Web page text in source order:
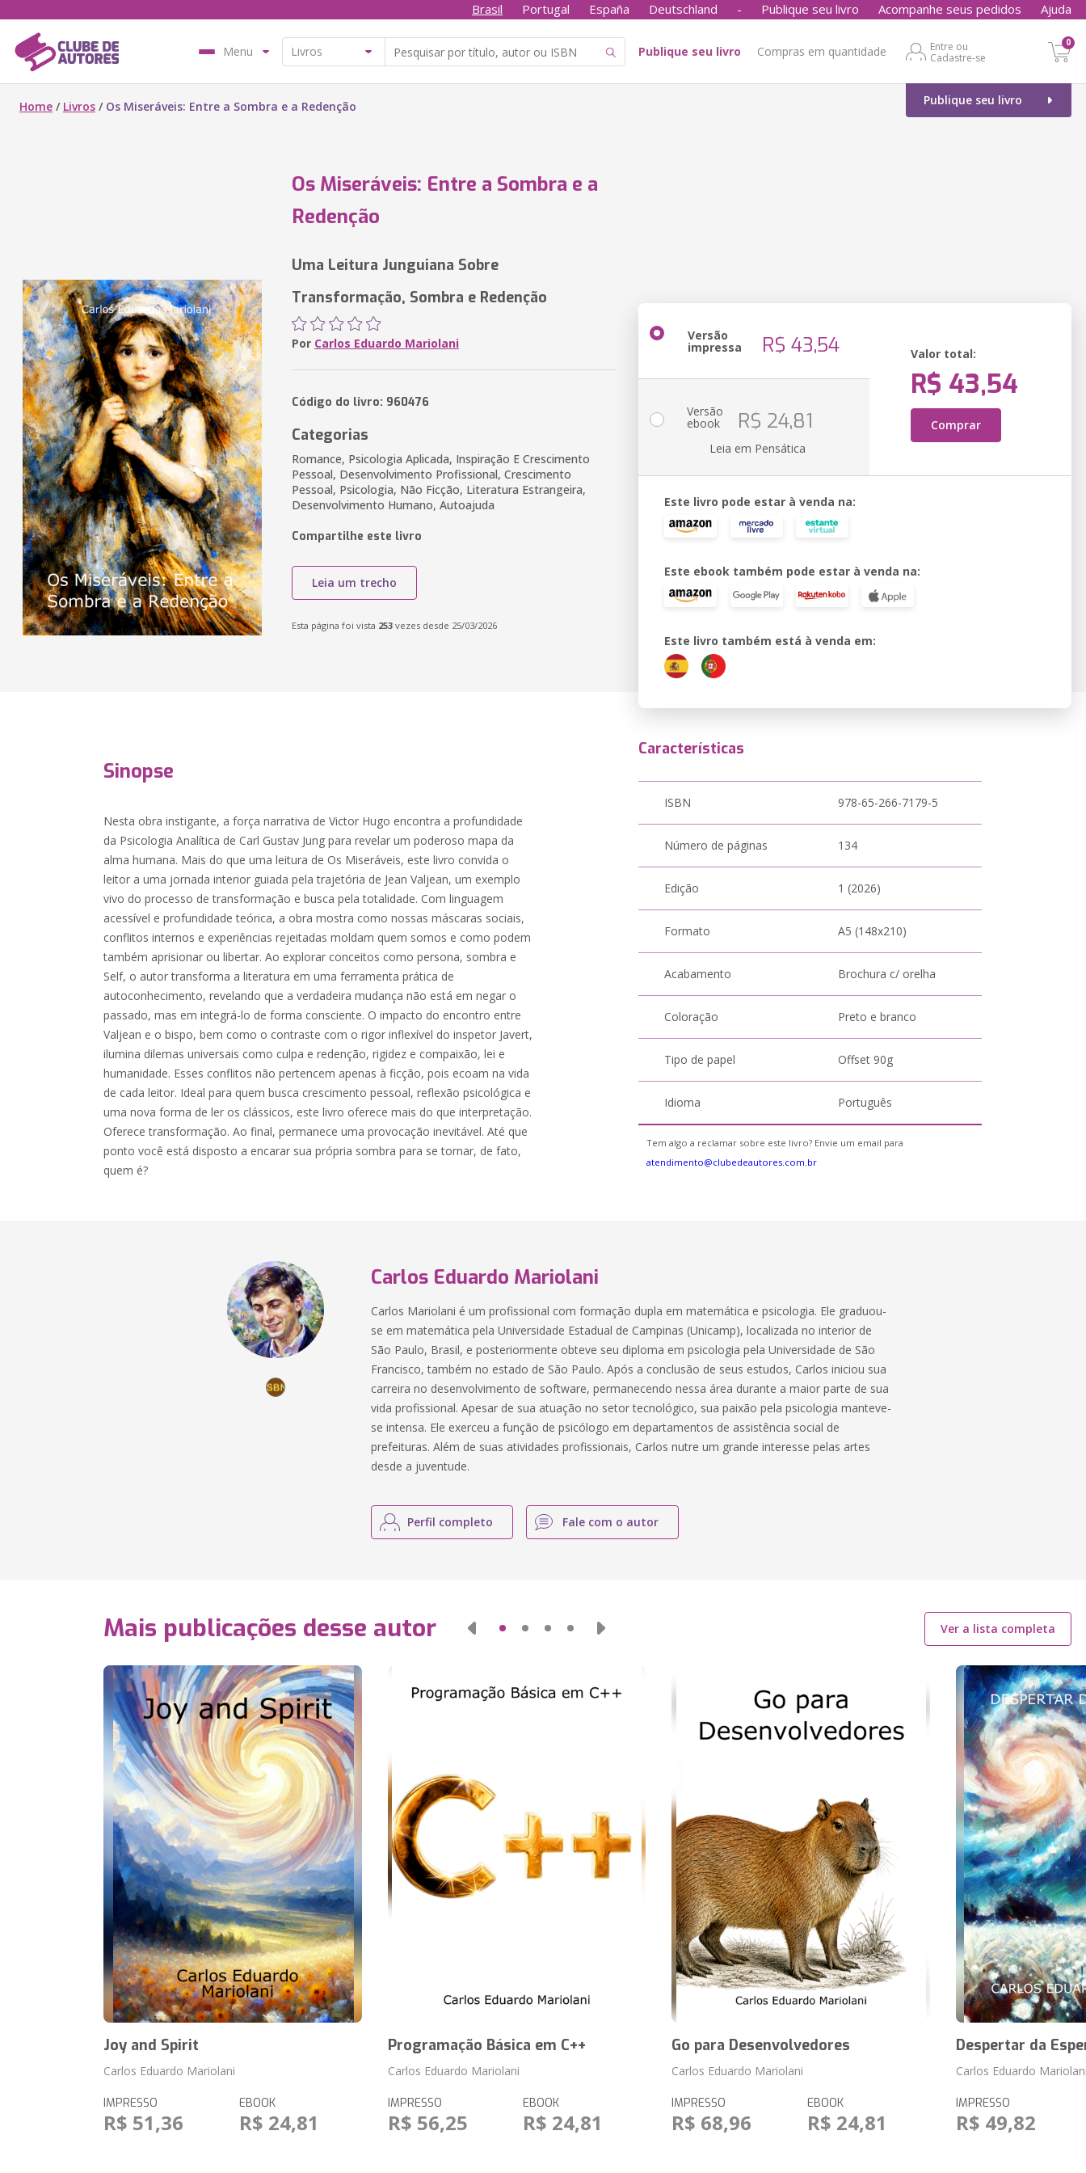
Brasil Portugal España Deutschland - Publique seu livro Acompanhe seus pedidos Ajuda
Menu Publique seu livro Compras em quantidade
Entre ou
Cadastre-se
0
Publique seu livro
Home / Livros / Os Miseráveis: Entre a Sombra e a Redenção
Os Miseráveis: Entre a Sombra e a
Redenção
Uma Leitura Junguiana Sobre
Transformação, Sombra e Redenção
Por Carlos Eduardo Mariolani
Código do livro: 960476
Categorias
Romance, Psicologia Aplicada, Inspiração E Crescimento
Pessoal, Desenvolvimento Profissional, Crescimento
Pessoal, Psicologia, Não Ficção, Literatura Estrangeira,
Desenvolvimento Humano, Autoajuda
Compartilhe este livro
Leia um trecho
Esta página foi vista 253 vezes desde 25/03/2026
Versão
impressa R$ 43,54 Valor total:
R$ 43,54
Comprar
Versão
ebook R$ 24,81
Leia em Pensática
Este livro pode estar à venda na:
Este ebook também pode estar à venda na:
Este livro também está à venda em:
Sinopse
Nesta obra instigante, a força narrativa de Victor Hugo encontra a profundidade
da Psicologia Analítica de Carl Gustav Jung para revelar um poderoso mapa da
alma humana. Mais do que uma leitura de Os Miseráveis, este livro convida o
leitor a uma jornada interior guiada pela trajetória de Jean Valjean, um exemplo
vivo do processo de transformação e busca pela totalidade. Com linguagem
acessível e profundidade teórica, a obra mostra como nossas máscaras sociais,
conflitos internos e experiências rejeitadas moldam quem somos e como podem
também aprisionar ou libertar. Ao explorar conceitos como persona, sombra e
Self, o autor transforma a literatura em uma ferramenta prática de
autoconhecimento, revelando que a verdadeira mudança não está em negar o
passado, mas em integrá-lo de forma consciente. O impacto do encontro entre
Valjean e o bispo, bem como o contraste com o rigor inflexível do inspetor Javert,
ilumina dilemas universais como culpa e redenção, rigidez e compaixão, lei e
humanidade. Esses conflitos não pertencem apenas à ficção, pois ecoam na vida
de cada leitor. Ideal para quem busca crescimento pessoal, reflexão psicológica e
uma nova forma de ler os clássicos, este livro oferece mais do que interpretação.
Oferece transformação. Ao final, permanece uma provocação inevitável. Até que
ponto você está disposto a encarar sua própria sombra para se tornar, de fato,
quem é?
Características
ISBN 978-65-266-7179-5
Número de páginas 134
Edição 1 (2026)
Formato A5 (148x210)
Acabamento Brochura c/ orelha
Coloração Preto e branco
Tipo de papel Offset 90g
Idioma Português
Tem algo a reclamar sobre este livro? Envie um email para
atendimento@clubedeautores.com.br
Carlos Eduardo Mariolani
Carlos Mariolani é um profissional com formação dupla em matemática e psicologia. Ele graduou-
se em matemática pela Universidade Estadual de Campinas (Unicamp), localizada no interior de
São Paulo, Brasil, e posteriormente obteve seu diploma em psicologia pela Universidade de São
Francisco, também no estado de São Paulo. Após a conclusão de seus estudos, Carlos iniciou sua
carreira no desenvolvimento de software, permanecendo nessa área durante a maior parte de sua
vida profissional. Apesar de sua atuação no setor tecnológico, sua paixão pela psicologia manteve-
se intensa. Ele exerceu a função de psicólogo em departamentos de assistência social de
prefeituras. Além de suas atividades profissionais, Carlos nutre um grande interesse pelas artes
desde a juventude.
Perfil completo Fale com o autor
Mais publicações desse autor Ver a lista completa
Joy and Spirit
Carlos Eduardo Mariolani
IMPRESSO
R$ 51,36
EBOOK
R$ 24,81
Programação Básica em C++
Carlos Eduardo Mariolani
IMPRESSO
R$ 56,25
EBOOK
R$ 24,81
Go para Desenvolvedores
Carlos Eduardo Mariolani
IMPRESSO
R$ 68,96
EBOOK
R$ 24,81
Despertar da
Carlos Eduardo
IMPRESSO
R$ 49,82